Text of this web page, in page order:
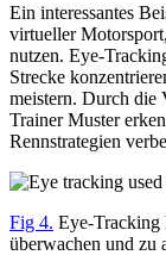
Ein interessantes
virtueller
nutzen. Eye-
Strecke
meistern. Durch die
Trainer Muster
Rennstrategien
Fig 4. Eye-Tracking
überwachen und zu